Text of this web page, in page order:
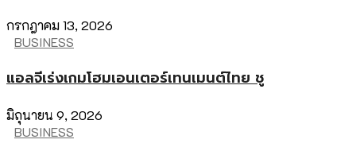
กรกฎาคม 13, 2026
BUSINESS
แอลจีเร่งเกมโฮมเอนเตอร์เทนเมนต์ไทย ชู
มิถุนายน 9, 2026
BUSINESS